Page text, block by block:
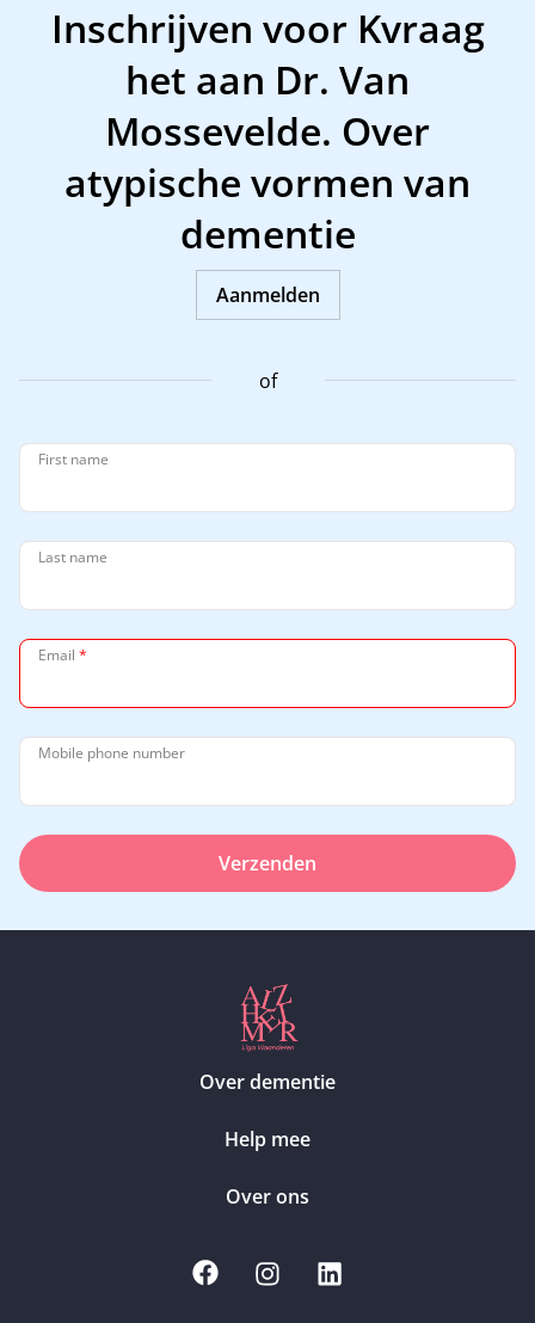
Inschrijven voor Kvraag
het aan Dr. Van
Mossevelde. Over
atypische vormen van
dementie
Aanmelden
of
First name
Last name
Email *
Mobile phone number
Verzenden
Over dementie
Help mee
Over ons